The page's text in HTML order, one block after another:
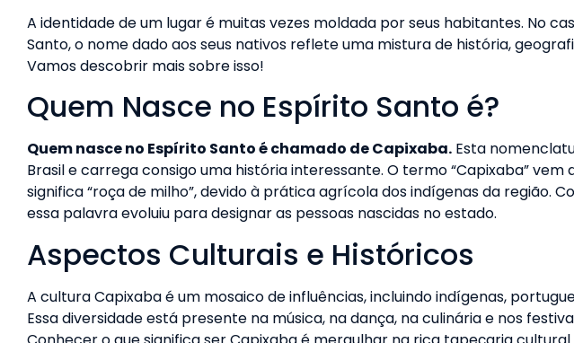
A identidade de um lugar é muitas vezes moldada por seus habitantes. No
Santo, o nome dado aos seus nativos reflete uma mistura de história,
Vamos descobrir mais sobre isso!
Quem Nasce no Espírito Santo é?
Quem nasce no Espírito Santo é chamado de Capixaba. Esta
Brasil e carrega consigo uma história interessante. O termo “Capixaba” vem
significa “roça de milho”, devido à prática agrícola dos indígenas da região.
essa palavra evoluiu para designar as pessoas nascidas no estado.
Aspectos Culturais e Históricos
A cultura Capixaba é um mosaico de influências, incluindo indígenas,
Essa diversidade está presente na música, na dança, na culinária e nos